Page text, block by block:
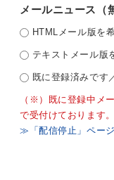
メールニュース（
HTMLメール版を
テキストメール版
既に登録済みです
（※）既に登録中メ
で受付けております。
≫「配信停止」ペー